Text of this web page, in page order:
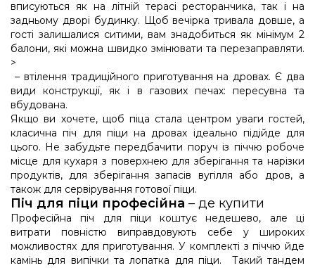
вписуються як на літній терасі ресторанчика, так і на
задньому дворі будинку. Щоб вечірка тривала довше, а
гості залишалися ситими, вам знадобиться як мінімум 2
балони, які можна швидко змінювати та перезаправляти.
>
– втілення традиційного приготування на дровах. Є два
види конструкції, як і в газових печах: пересувна та
вбудована.
Якщо ви хочете, щоб піца стала центром уваги гостей,
класична піч для піци на дровах ідеально підійде для
цього. Не забудьте передбачити поруч із піччю робоче
місце для кухаря з поверхнею для зберігання та нарізки
продуктів, для зберігання запасів вугілля або дров, а
також для сервірування готової піци.
Піч для піци професійна – де купити
Професійна піч для піци коштує недешево, але ці
витрати повністю виправдовують себе у широких
можливостях для приготування. У комплекті з піччю йде
камінь для випічки та лопатка для піци. Такий тандем